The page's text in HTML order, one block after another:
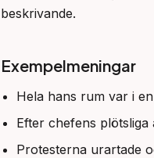
beskrivande.
Exempelmeningar
Hela hans rum var i
Efter chefens plötsliga
Protesterna urartade